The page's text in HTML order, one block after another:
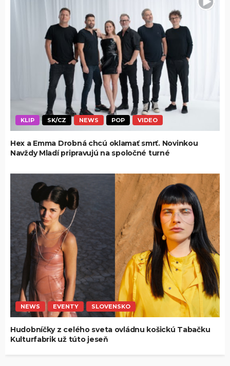
KLIP SK/CZ NEWS POP VIDEO
Hex a Emma Drobná chcú oklamať smrť. Novinkou
Navždy Mladí pripravujú na spoločné turné
NEWS EVENTY SLOVENSKO
Hudobníčky z celého sveta ovládnu košickú Tabačku
Kulturfabrik už túto jeseň